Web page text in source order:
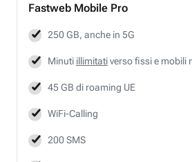
Fastweb Mobile Pro
250 GB, anche in 5G
Minuti illimitativerso fissi e mobili
45 GB di roaming UE
WiFi-Calling
200 SMS